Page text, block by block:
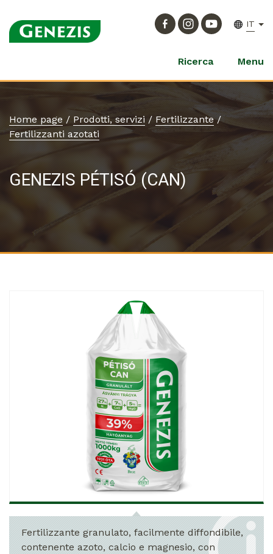
IT
Ricerca Menu
Home page / Prodotti, servizi / Fertilizzante/
Fertilizzanti azotati
GENEZIS PÉTISÓ (CAN)
Fertilizzante granulato, facilmente diffondibile,
contenente azoto, calcio e magnesio, con